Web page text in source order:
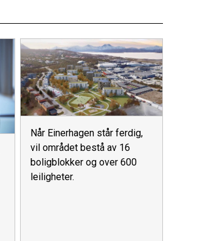
Når Einerhagen står ferdig,
vil området bestå av 16
boligblokker og over 600
leiligheter.